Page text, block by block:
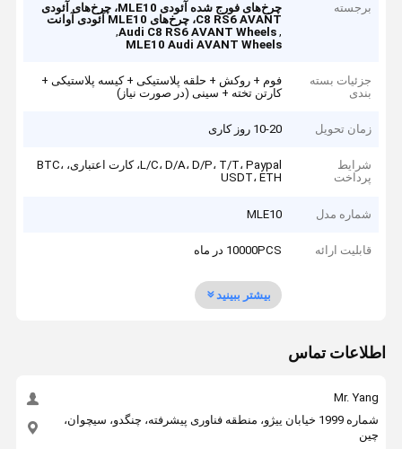
برجسته
چرخ‌های فورج شده آئودی MLE10، چرخ‌های آئودی
C8 RS6 AVANT، چرخ‌های MLE10 آئودی آوانت
,
Audi C8 RS6 AVANT Wheels
,
MLE10 Audi AVANT Wheels
جزئیات بسته
بندی
فوم + روکش + حلقه پلاستیکی + کیسه پلاستیکی +
کارتن تخته + سینی (در صورت نیاز)
زمان تحویل 10-20 روز کاری
شرایط
پرداخت
L/C، D/A، D/P، T/T، Paypal، کارت اعتباری، BTC،
USDT، ETH
شماره مدل MLE10
قابلیت ارائه 10000PCS در ماه
بیشتر ببینید
اطلاعات تماس
Mr. Yang
شماره 1999 خیابان ییژو، منطقه فناوری پیشرفته، چنگدو، سیچوان،
چین